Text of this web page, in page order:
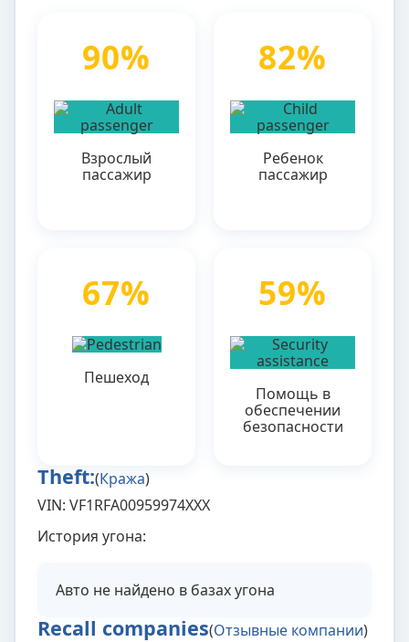
90%
Взрослый
пассажир
82%
Ребенок
пассажир
67%
Пешеход
59%
Помощь в
обеспечении
безопасности
Theft:(Кража)
VIN: VF1RFA00959974XXX
История угона:
Авто не найдено в базах угона
Recall companies(Отзывные компании)